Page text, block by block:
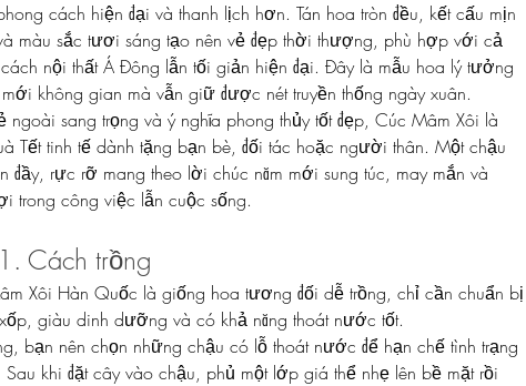
cách hiện đại và thanh lịch hơn. Tán hoa tròn đều, kết cấu mịn
màu sắc tươi sáng tạo nên vẻ đẹp thời thượng, phù hợp với cả
nội thất Á Đông lẫn tối giản hiện đại. Đây là mẫu hoa lý tưởng
không gian mà vẫn giữ được nét truyền thống ngày xuân.
ngoài sang trọng và ý nghĩa phong thủy tốt đẹp, Cúc Mâm Xôi là
Tết tinh tế dành tặng bạn bè, đối tác hoặc người thân. Một chậu
đầy, rực rỡ mang theo lời chúc năm mới sung túc, may mắn và
trong công việc lẫn cuộc sống.
Cách trồng
Xôi Hàn Quốc là giống hoa tương đối dễ trồng, chỉ cần chuẩn bị
giàu dinh dưỡng và có khả năng thoát nước tốt.
bạn nên chọn những chậu có lỗ thoát nước để hạn chế tình trạng
Sau khi đặt cây vào chậu, phủ một lớp giá thể nhẹ lên bề mặt rồi